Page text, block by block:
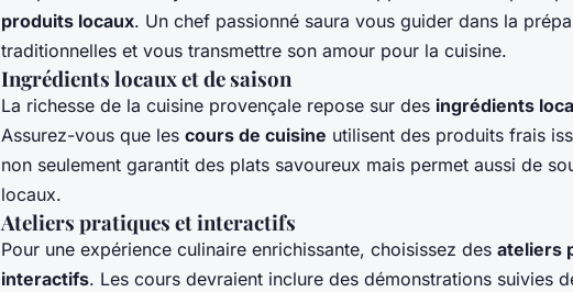
produits locaux. Un chef passionné saura vous guider dans la
traditionnelles et vous transmettre son amour pour la cuisine.
Ingrédients locaux et de saison
La richesse de la cuisine provençale repose sur des ingrédients
Assurez-vous que les cours de cuisine utilisent des produits frais
non seulement garantit des plats savoureux mais permet aussi de
locaux.
Ateliers pratiques et interactifs
Pour une expérience culinaire enrichissante, choisissez des ateliers
interactifs. Les cours devraient inclure des démonstrations suivies